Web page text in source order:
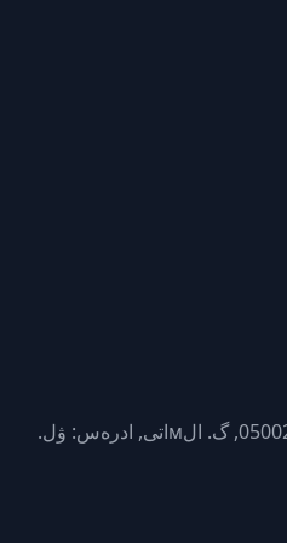
رەسپۋبليكا كازاحستان. 050022, گ. الмاتى, ادرەس: ۋل.